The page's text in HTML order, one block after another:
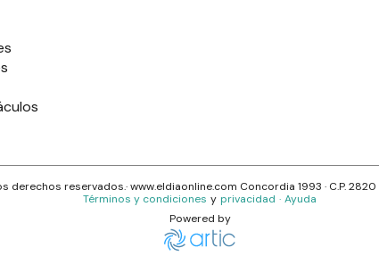
derechos reservados.· www.eldiaonline.com Concordia 1993 · C.P.2820
Términos y condiciones y privacidad · Ayuda
Powered by